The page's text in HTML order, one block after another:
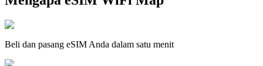
Beli dan pasang eSIM Anda dalam satu menit